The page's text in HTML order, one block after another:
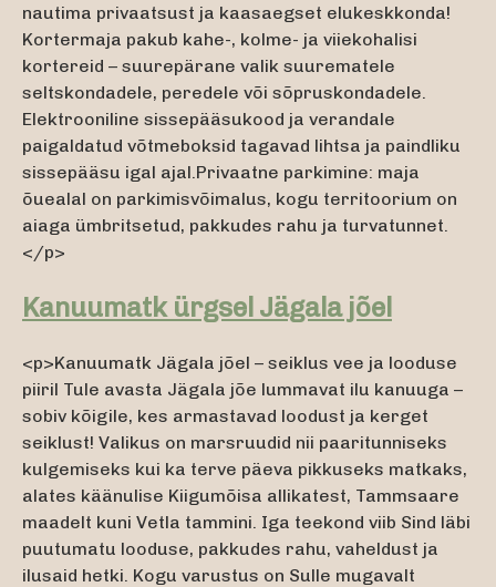
nautima privaatsust ja kaasaegset elukeskkonda!
Kortermaja pakub kahe-, kolme- ja viiekohalisi
kortereid – suurepärane valik suurematele
seltskondadele, peredele või sõpruskondadele.
Elektrooniline sissepääsukood ja verandale
paigaldatud võtmeboksid tagavad lihtsa ja paindliku
sissepääsu igal ajal.Privaatne parkimine: maja
õuealal on parkimisvõimalus, kogu territoorium on
aiaga ümbritsetud, pakkudes rahu ja turvatunnet.
</p>
Kanuumatk ürgsel Jägala jõel
<p>Kanuumatk Jägala jõel – seiklus vee ja looduse
piiril Tule avasta Jägala jõe lummavat ilu kanuuga –
sobiv kõigile, kes armastavad loodust ja kerget
seiklust! Valikus on marsruudid nii paaritunniseks
kulgemiseks kui ka terve päeva pikkuseks matkaks,
alates käänulise Kiigumõisa allikatest, Tammsaare
maadelt kuni Vetla tammini. Iga teekond viib Sind läbi
puutumatu looduse, pakkudes rahu, vaheldust ja
ilusaid hetki. Kogu varustus on Sulle mugavalt